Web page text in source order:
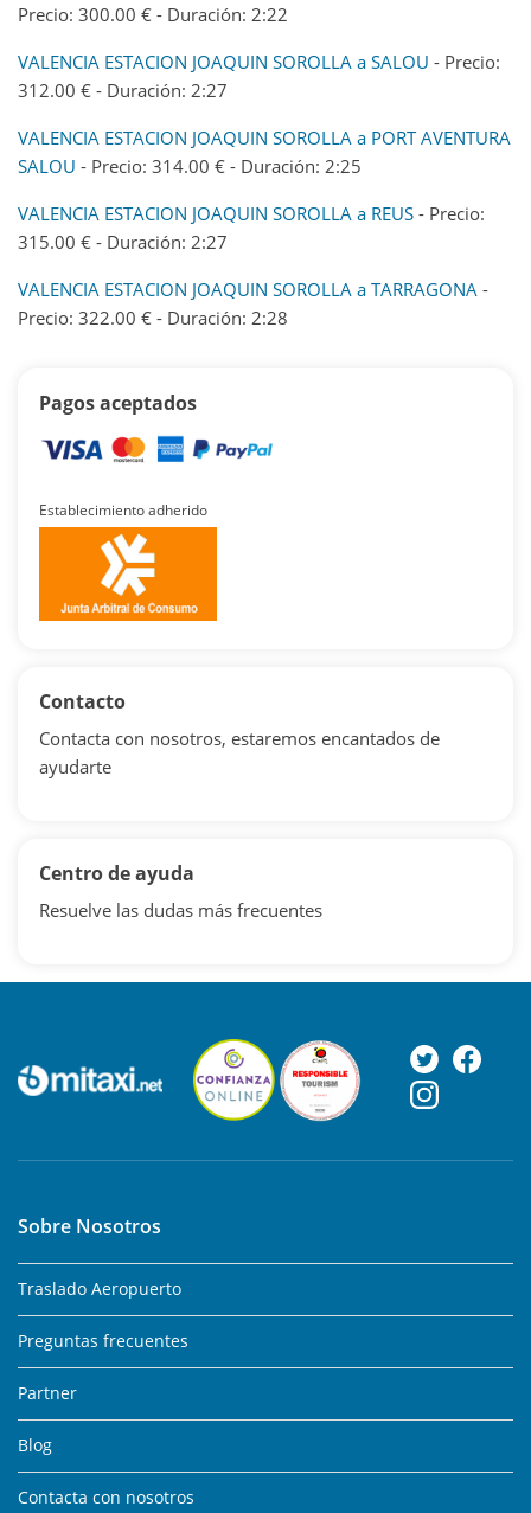
Precio: 300.00 € - Duración: 2:22
VALENCIA ESTACION JOAQUIN SOROLLA a SALOU - Precio:
312.00 € - Duración: 2:27
VALENCIA ESTACION JOAQUIN SOROLLA a PORT AVENTURA
SALOU - Precio: 314.00 € - Duración: 2:25
VALENCIA ESTACION JOAQUIN SOROLLA a REUS - Precio:
315.00 € - Duración: 2:27
VALENCIA ESTACION JOAQUIN SOROLLA a TARRAGONA -
Precio: 322.00 € - Duración: 2:28
Pagos aceptados
Establecimiento adherido
Contacto
Contacta con nosotros, estaremos encantados de
ayudarte
Centro de ayuda
Resuelve las dudas más frecuentes
Sobre Nosotros
Traslado Aeropuerto
Preguntas frecuentes
Partner
Blog
Contacta con nosotros